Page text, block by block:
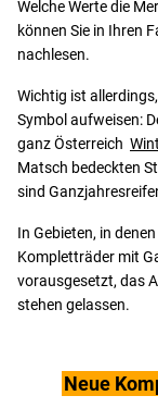
Welche Werte die
können Sie in Ihren
nachlesen.
Wichtig ist
Symbol aufweisen:
ganz Österreich
Matsch bedeckten
sind
In Gebieten, in
Kompletträder mit
vorausgesetzt, das
stehen gelassen.
Neue